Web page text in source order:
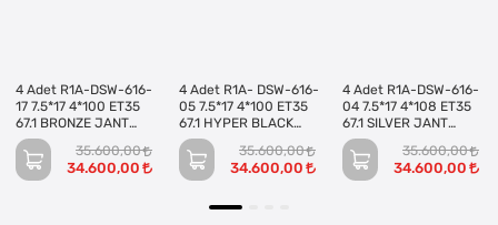
4 Adet R1A-DSW-616-
17 7.5*17 4*100 ET35
67.1 BRONZE JANT
(Takım)
35.600,00
34.600,00
4 Adet R1A- DSW-616-
05 7.5*17 4*100 ET35
67.1 HYPER BLACK
JANT (Takım)
35.600,00
34.600,00
4 Adet R1A-DSW-616-
04 7.5*17 4*108 ET35
67.1 SILVER JANT
(Takım)
35.600,00
34.600,00